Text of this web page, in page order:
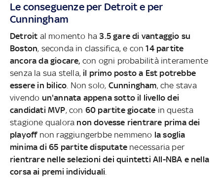
Le conseguenze per Detroit e per
Cunningham
Detroit al momento ha3.5 gare di vantaggio su
Boston, seconda in classifica, e con14 partite
ancora da giocare, con ogni probabilità interamente
senza la sua stella, il primo posto a Est potrebbe
essere in bilico . Non solo, Cunningham, che stava
vivendo un'annata appena sotto il livello dei
candidati MVP, con 60 partite giocate in questa
stagione qualora non dovesse rientrare prima dei
playoff non raggiungerbbe nemmeno la soglia
minima di 65 partite disputate necessaria per
rientrare nelle selezioni dei quintetti All-NBA e nella
corsa ai premi individuali